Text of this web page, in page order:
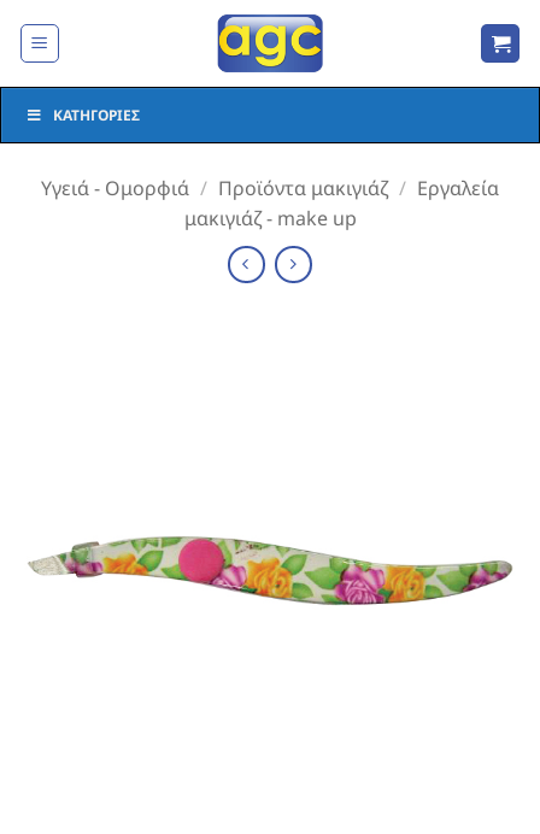
στο
ΚΑΤΗΓΟΡΊΕΣ
Υγειά - Ομορφιά / Προϊόντα μακιγιάζ / Εργαλεία
μακιγιάζ - make up